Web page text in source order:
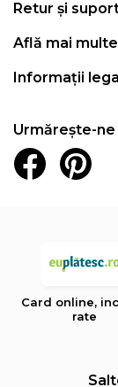
Retur și
Află mai
Informații
Urmărește-ne
Card online,
rate